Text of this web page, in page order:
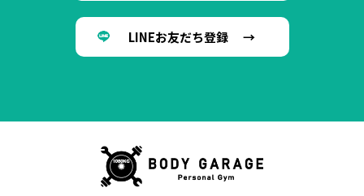
LINEお友だち登録 →